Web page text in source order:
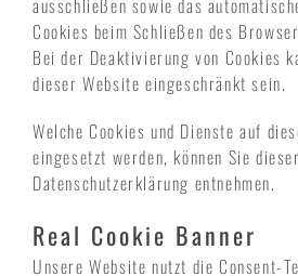
ausschließen sowie das
Cookies beim Schließen des
Bei der Deaktivierung von Cookies
dieser Website eingeschränkt sein.
Welche Cookies und Dienste auf
eingesetzt werden, können Sie dieser
Datenschutzerklärung entnehmen.
Real Cookie Banner
Unsere Website nutzt die Consent-